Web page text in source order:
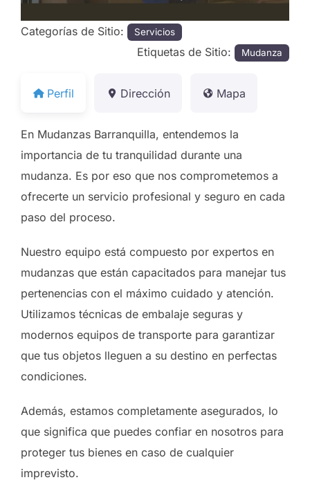
Categorías de Sitio: Servicios
Etiquetas de Sitio: Mudanza
Perfil Dirección Mapa
En Mudanzas Barranquilla, entendemos la
importancia de tu tranquilidad durante una
mudanza. Es por eso que nos comprometemos a
ofrecerte un servicio profesional y seguro en cada
paso del proceso.
Nuestro equipo está compuesto por expertos en
mudanzas que están capacitados para manejar tus
pertenencias con el máximo cuidado y atención.
Utilizamos técnicas de embalaje seguras y
modernos equipos de transporte para garantizar
que tus objetos lleguen a su destino en perfectas
condiciones.
Además, estamos completamente asegurados, lo
que significa que puedes confiar en nosotros para
proteger tus bienes en caso de cualquier
imprevisto.